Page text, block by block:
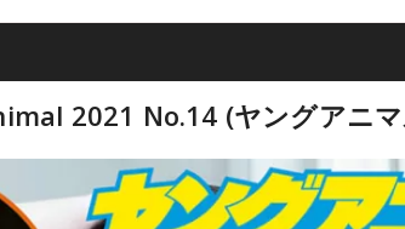
2021 No.14 (ヤングアニ